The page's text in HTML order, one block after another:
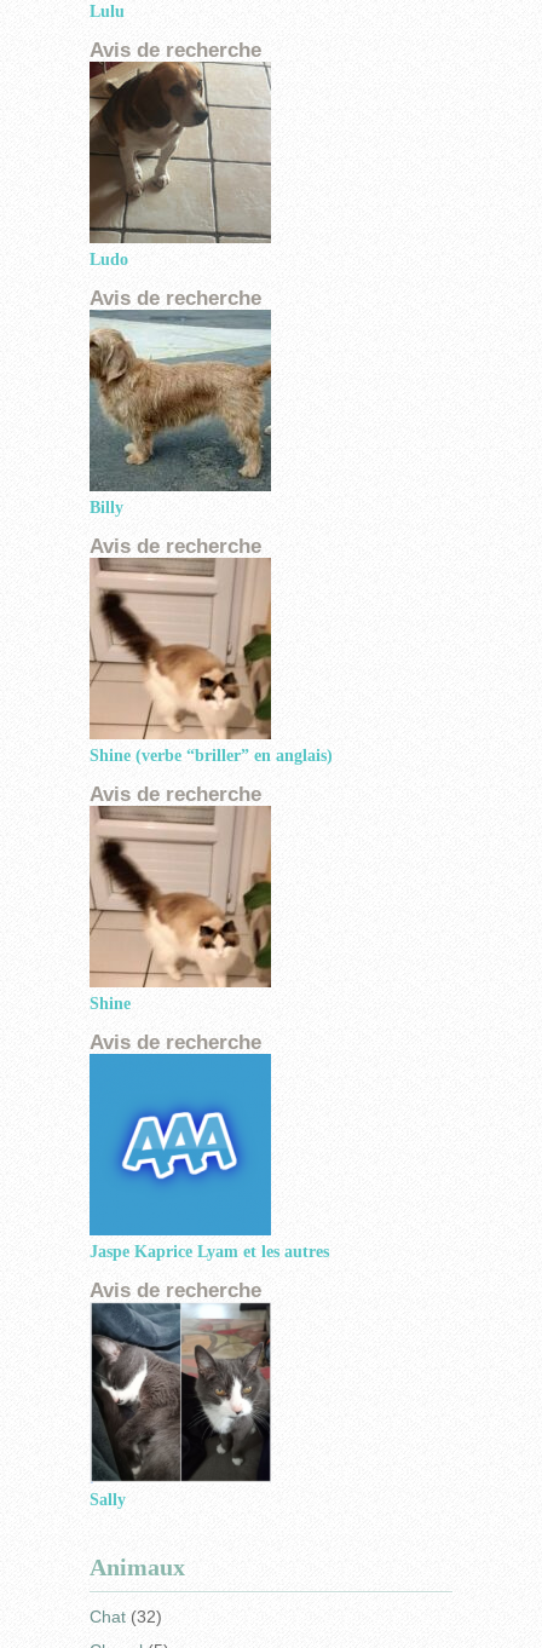
Lulu
Ludo
Billy
Shine (verbe “briller” en anglais)
Shine
Jaspe Kaprice Lyam et les autres
Sally
Animaux
Chat (32)